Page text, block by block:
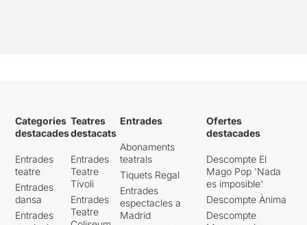
Categories
destacades
Entrades
teatre
Entrades
dansa
Entrades
Teatres
destacats
Entrades
Teatre
Tívoli
Entrades
Teatre
Entrades
Abonaments
teatrals
Tiquets Regal
Entrades
espectacles a
Madrid
Ofertes
destacades
Descompte El
Mago Pop 'Nada
es imposible'
Descompte Ànima
Descompte